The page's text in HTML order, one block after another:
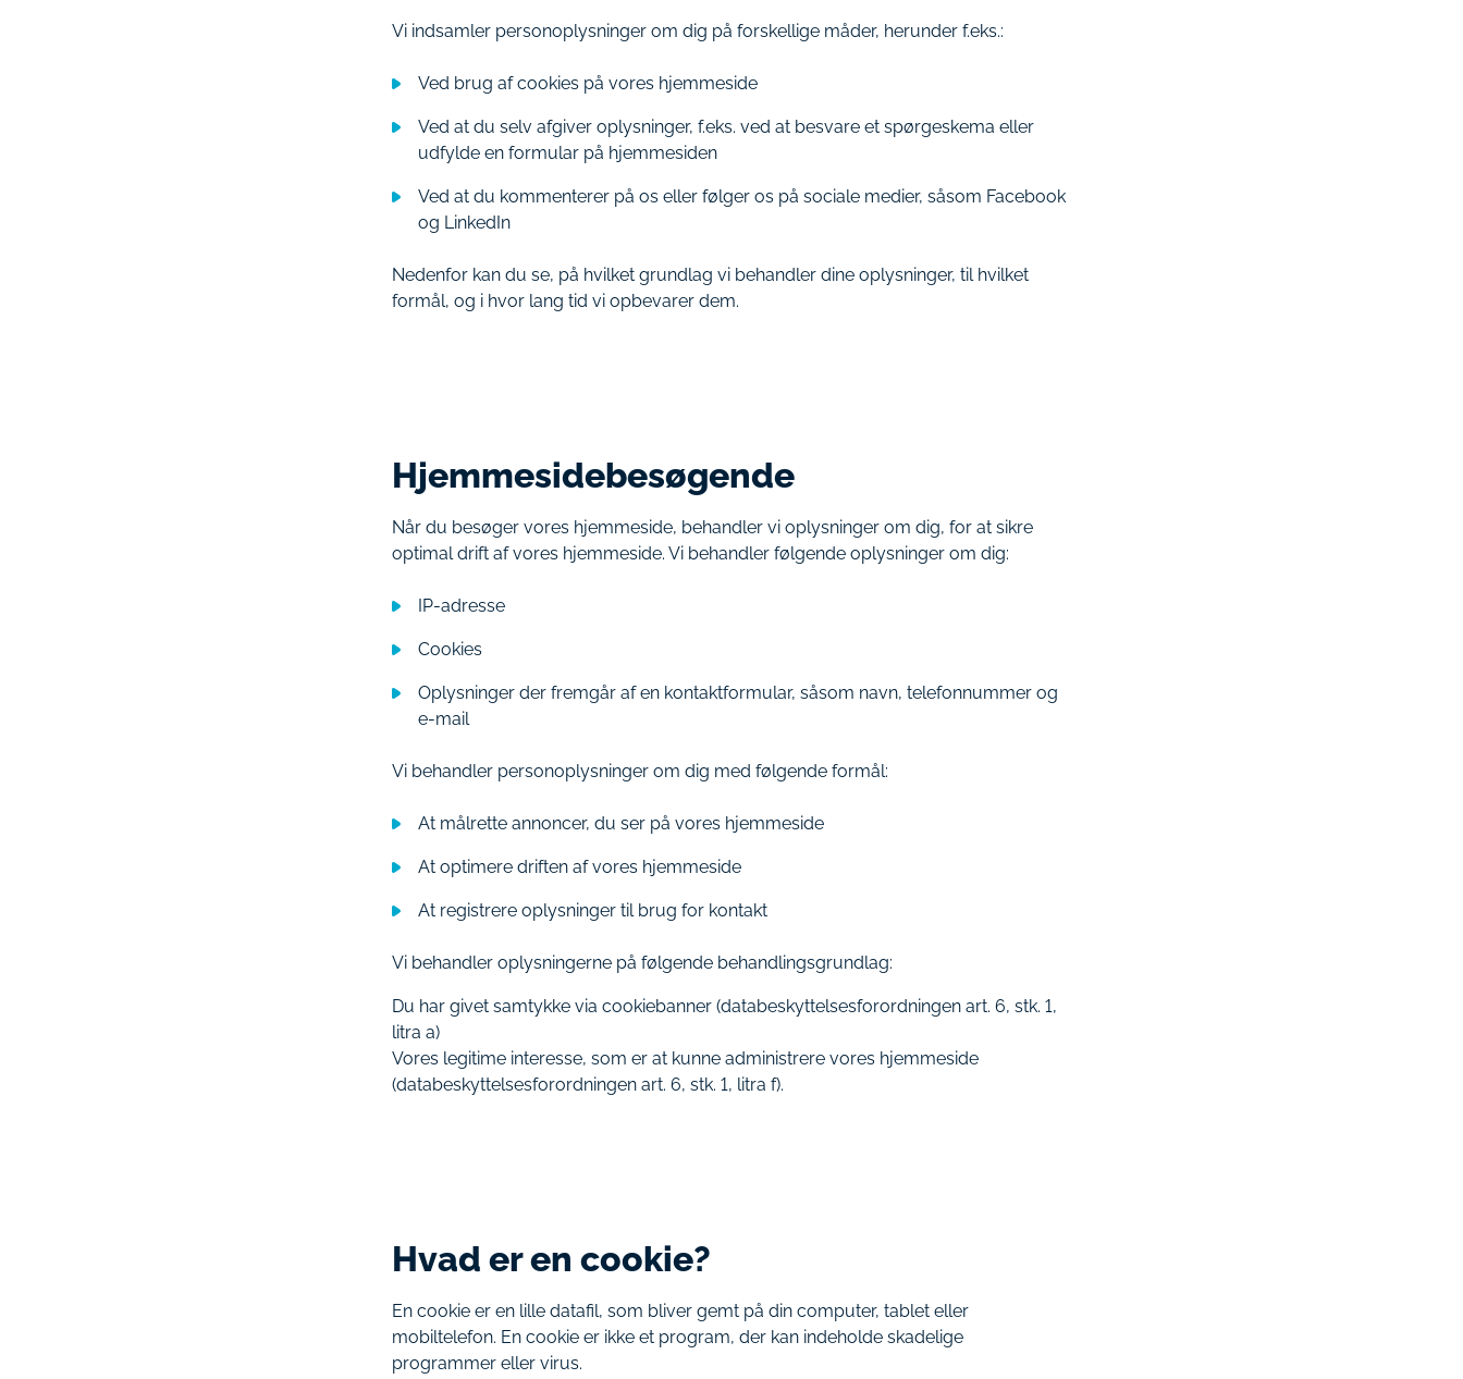
Vi indsamler personoplysninger om dig på forskellige måder, herunder f.eks.:
Ved brug af cookies på vores hjemmeside
Ved at du selv afgiver oplysninger, f.eks. ved at besvare et spørgeskema eller
udfylde en formular på hjemmesiden
Ved at du kommenterer på os eller følger os på sociale medier, såsom Facebook
og LinkedIn
Nedenfor kan du se, på hvilket grundlag vi behandler dine oplysninger, til hvilket
formål, og i hvor lang tid vi opbevarer dem.
Hjemmesidebesøgende
Når du besøger vores hjemmeside, behandler vi oplysninger om dig, for at sikre
optimal drift af vores hjemmeside. Vi behandler følgende oplysninger om dig:
IP-adresse
Cookies
Oplysninger der fremgår af en kontaktformular, såsom navn, telefonnummer og
e-mail
Vi behandler personoplysninger om dig med følgende formål:
At målrette annoncer, du ser på vores hjemmeside
At optimere driften af vores hjemmeside
At registrere oplysninger til brug for kontakt
Vi behandler oplysningerne på følgende behandlingsgrundlag:
Du har givet samtykke via cookiebanner (databeskyttelsesforordningen art. 6, stk. 1,
litra a)
Vores legitime interesse, som er at kunne administrere vores hjemmeside
(databeskyttelsesforordningen art. 6, stk. 1, litra f).
Hvad er en cookie?
En cookie er en lille datafil, som bliver gemt på din computer, tablet eller
mobiltelefon. En cookie er ikke et program, der kan indeholde skadelige
programmer eller virus.